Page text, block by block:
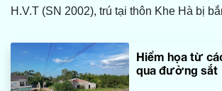
H.V.T (SN 2002), trú tại thôn Khe Hà bị
Hiểm họa từ
qua đường sắt